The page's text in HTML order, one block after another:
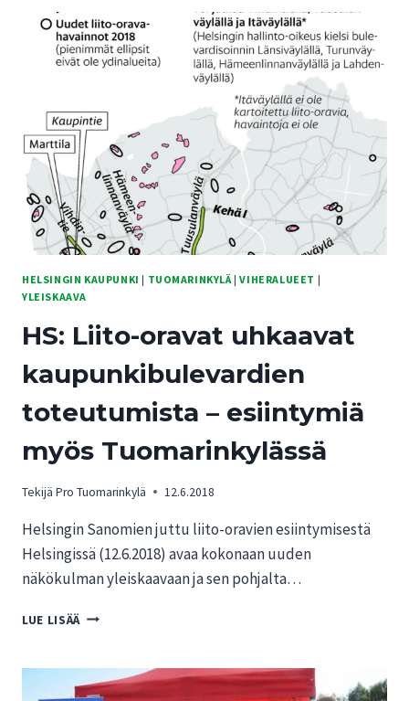
TULKINNALLISTA
EPÄSELVYYTTÄ
MYÖS
TUOMARINKYLÄSSÄ
HELSINGIN KAUPUNKI | TUOMARINKYLÄ|VIHERALUEET |
YLEISKAAVA
HS: Liito-oravat uhkaavat
kaupunkibulevardien
toteutumista – esiintymiä
myös Tuomarinkylässä
Tekijä Pro Tuomarinkylä 12.6.2018
Helsingin Sanomien juttu liito-oravien esiintymisestä
Helsingissä (12.6.2018) avaa kokonaan uuden
näkökulman yleiskaavaan ja sen pohjalta…
LUE LISÄÄ HS:
UHKAAVAT
KAUPUNKIBULEVARDIEN